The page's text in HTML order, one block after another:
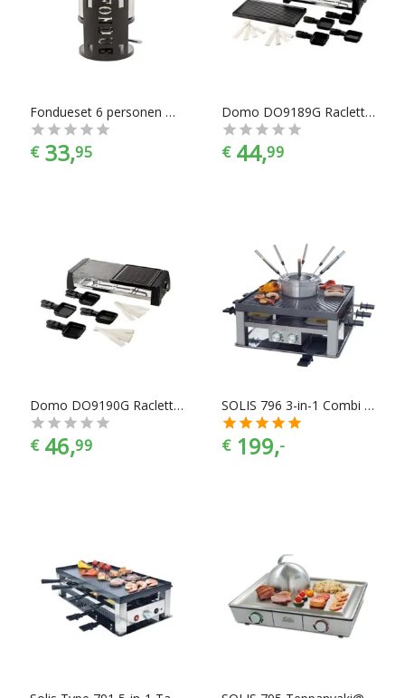
Fondueset 6 personen met brander
€ 33,95
Domo DO9189G Raclette & Steengrill
€ 44,99
Domo DO9190G Raclette & Steengrill
€ 46,99
SOLIS 796 3-in-1 Combi Grill, Fondue & Gourmet
€ 199,-